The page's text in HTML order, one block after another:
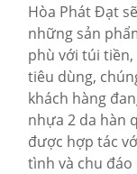
Hòa Phát Đạt
những sản
phù với túi
tiêu dùng,
khách hàng
nhựa 2 da hàn
được hợp tác
tình và chu